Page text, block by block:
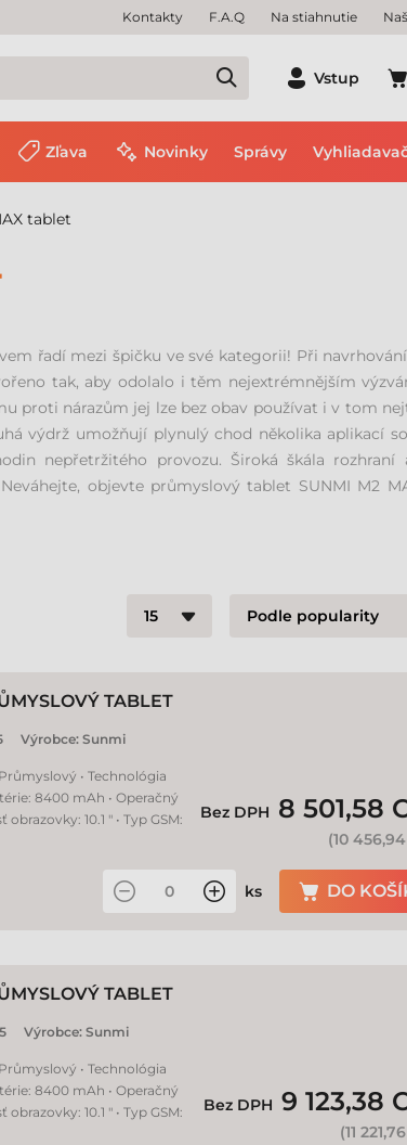
Kontakty F.A.Q Na stiahnutie
Vstup
Zľava Novinky Správy
tablet
řadí mezi špičku ve své kategorii! Při
tak, aby odolalo i těm nejextrémnějším
proti nárazům jej lze bez obav používat i v tom
výdrž umožňují plynulý chod několika aplikací
nepřetržitého provozu. Široká škála rozhraní
objevte průmyslový tablet SUNMI M2
TABLET
Výrobce: Sunmi
• Technológia
8400 mAh • Operačný
10.1 " • Typ GSM:
Bez DPH 8 501,58
(10
ks DO
TABLET
Výrobce: Sunmi
• Technológia
8400 mAh • Operačný
10.1 " • Typ GSM:
Bez DPH 9 123,38
(11